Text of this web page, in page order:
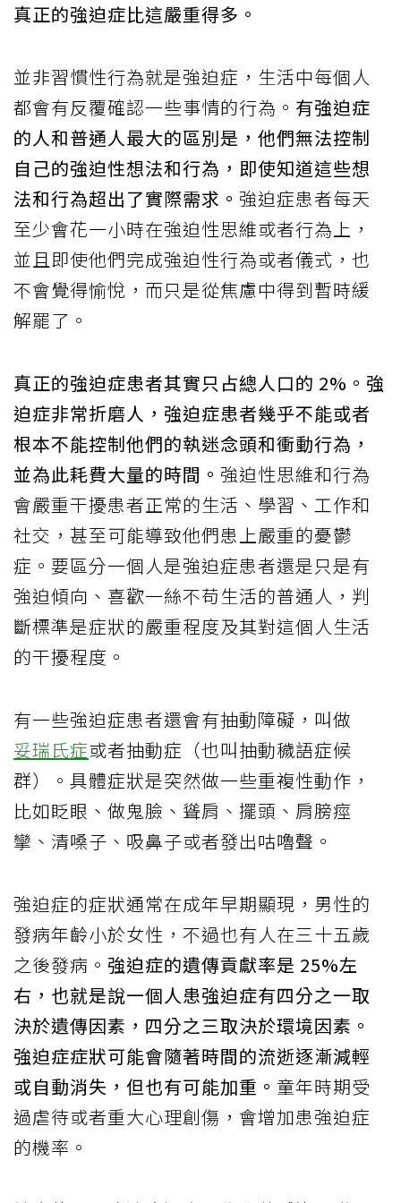
真正的強迫症比這嚴重得多。
並非習慣性行為就是強迫症，生活中每個人
都會有反覆確認一些事情的行為。 有強迫症
的人和普通人最大的區別是，他們無法控制
自己的強迫性想法和行為，即使知道這些想
法和行為超出了實際需求。 強迫症患者每天
至少會花一小時在強迫性思維或者行為上，
並且即使他們完成強迫性行為或者儀式，也
不會覺得愉悅，而只是從焦慮中得到暫時緩
解罷了。
真正的強迫症患者其實只占總人口的 2%。強
迫症非常折磨人，強迫症患者幾乎不能或者
根本不能控制他們的執迷念頭和衝動行為，
並為此耗費大量的時間。 強迫性思維和行為
會嚴重干擾患者正常的生活、學習、工作和
社交，甚至可能導致他們患上嚴重的憂鬱
症。要區分一個人是強迫症患者還是只是有
強迫傾向、喜歡一絲不苟生活的普通人，判
斷標準是症狀的嚴重程度及其對這個人生活
的干擾程度。
有一些強迫症患者還會有抽動障礙，叫做
妥瑞氏症或者抽動症（也叫抽動穢語症候
群）。具體症狀是突然做一些重複性動作，
比如眨眼、做鬼臉、聳肩、擺頭、肩膀痙
攣、清嗓子、吸鼻子或者發出咕嚕聲。
強迫症的症狀通常在成年早期顯現，男性的
發病年齡小於女性，不過也有人在三十五歲
之後發病。 強迫症的遺傳貢獻率是 25%左
右，也就是說一個人患強迫症有四分之一取
決於遺傳因素，四分之三取決於環境因素。
強迫症症狀可能會隨著時間的流逝逐漸減輕
或自動消失，但也有可能加重。 童年時期受
過虐待或者重大心理創傷，會增加患強迫症
的機率。